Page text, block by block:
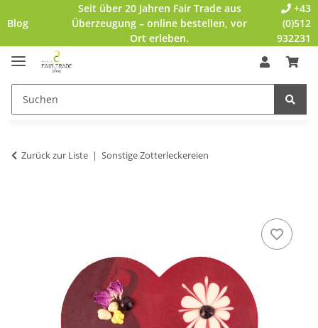
Blog
Seit über 20 Jahren Fair Trade aus
Überzeugung – online bestellen, vor
Ort erleben.
+43
(0)512
932231
Zurück zur Liste Sonstige Zotterleckereien